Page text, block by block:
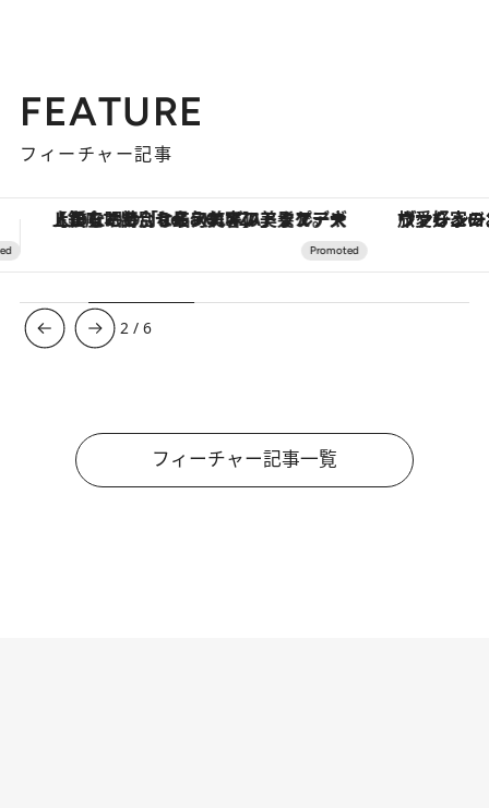
FEATURE
フィーチャー記事
ヴァシュロン・コンスタンタン「オーヴァーシーズ・オートマティック」。旅愛好家のお気に入りコレクションから、ジェンダーレスな新作が登場
3 /6
フィーチャー記事一覧